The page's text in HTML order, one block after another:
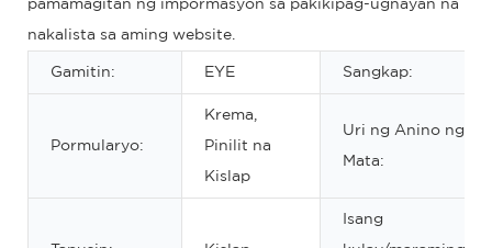
pamamagitan ng impormasyon sa pakikipag-ugnayan na
nakalista sa aming website.
Gamitin: EYE Sangkap:
Pormularyo:
Krema,
Pinilit na
Kislap
Uri ng Anino ng
Mata:
Isang